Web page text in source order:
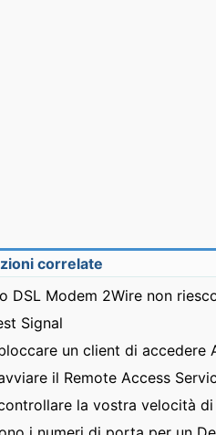
correlate
DSL Modem 2Wire non
Signal
un client di accedere
la vostra velocità